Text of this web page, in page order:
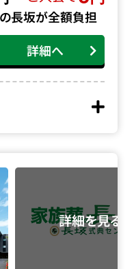
長坂が全額負担
詳細へ